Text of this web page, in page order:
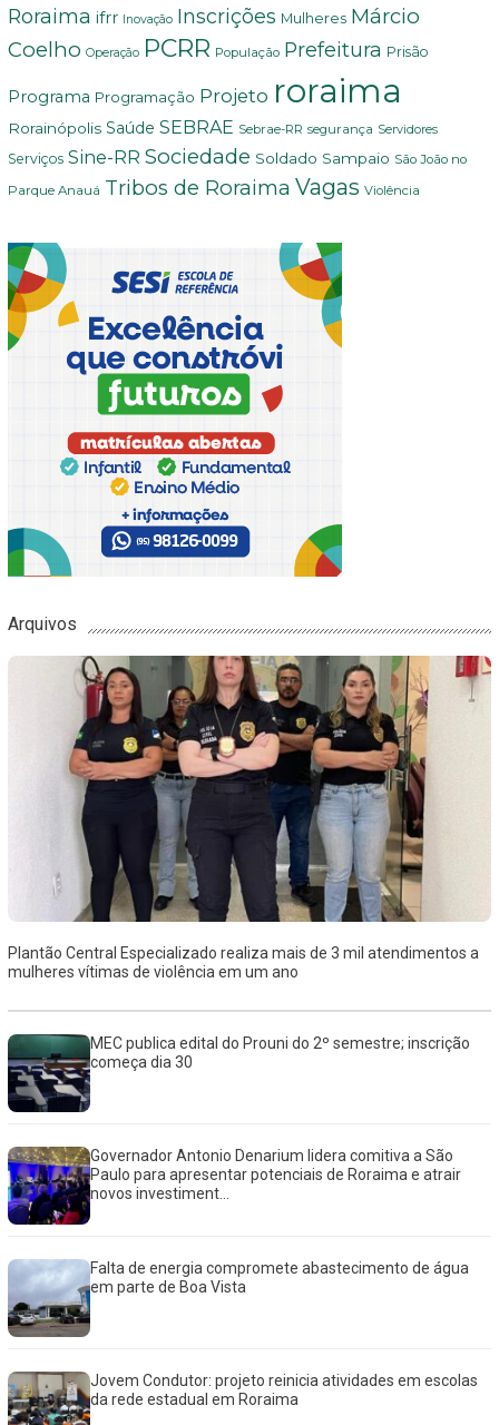
Roraima ifrr Inovação Inscrições Mulheres Márcio
Coelho Operação PCRR População Prefeitura Prisão
Programa Programação Projeto roraima
Rorainópolis Saúde SEBRAE Sebrae-RR segurança Servidores
Serviços Sine-RR Sociedade Soldado Sampaio São João no
Parque Anauá Tribos de Roraima Vagas Violência
Arquivos
Plantão Central Especializado realiza mais de 3 mil atendimentos a
mulheres vítimas de violência em um ano
MEC publica edital do Prouni do 2º semestre; inscrição
começa dia 30
Governador Antonio Denarium lidera comitiva a São
Paulo para apresentar potenciais de Roraima e atrair
novos investiment...
Falta de energia compromete abastecimento de água
em parte de Boa Vista
Jovem Condutor: projeto reinicia atividades em escolas
da rede estadual em Roraima